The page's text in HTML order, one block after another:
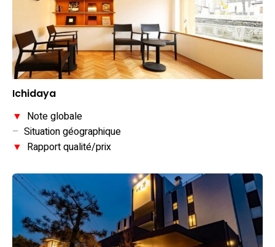
Ichidaya
▼ Note globale
– Situation géographique
▼ Rapport qualité/prix